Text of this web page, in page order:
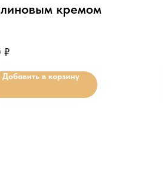
кремом
₽
Добавить в корзину